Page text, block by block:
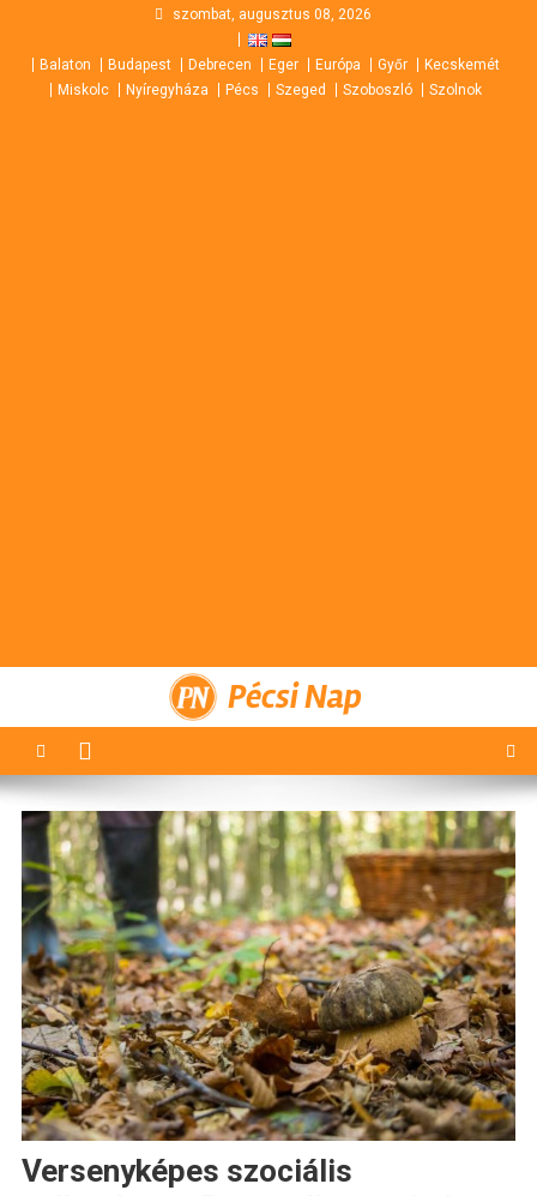
content
szombat, augusztus 08, 2026
Balaton Budapest Debrecen Eger Európa Győr
Kecskemét
Miskolc
Nyíregyháza Pécs Szeged Szoboszló Szolnok
Pécsi Nap
Versenyképes szociális